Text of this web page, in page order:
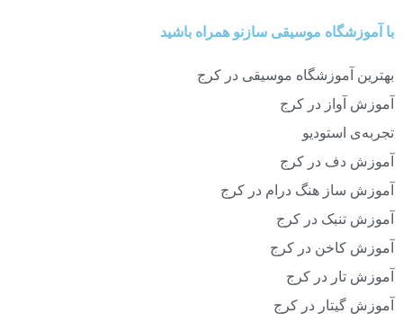
با آموزشگاه موسیقی سازنو همراه باشید
بهترین آموزشگاه موسیقی در کرج
آموزش آواز در کرج
تجربه‌ی استودیو
آموزش دف در کرج
آموزش ساز هنگ درام در کرج
آموزش تنبک در کرج
آموزش کاخن در کرج
آموزش تار در کرج
آموزش گیتار در کرج